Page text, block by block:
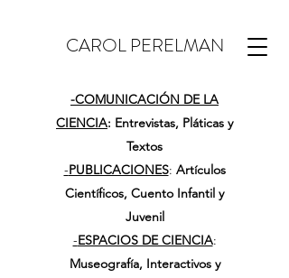
CAROL PERELMAN
-COMUNICACIÓN DE LA
CIENCIA: Entrevistas, Pláticas y
Textos
-PUBLICACIONES: Artículos
Científicos, Cuento Infantil y
Juvenil
-ESPACIOS DE CIENCIA:
Museografía, Interactivos y